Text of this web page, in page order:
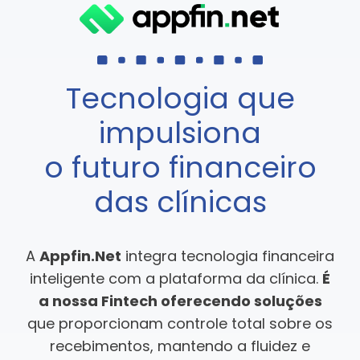
Tecnologia que
impulsiona
o futuro financeiro
das clínicas
A Appfin.Net integra tecnologia financeira
inteligente com a plataforma da clínica. É
a nossa Fintech oferecendo soluções
que proporcionam controle total sobre os
recebimentos, mantendo a fluidez e